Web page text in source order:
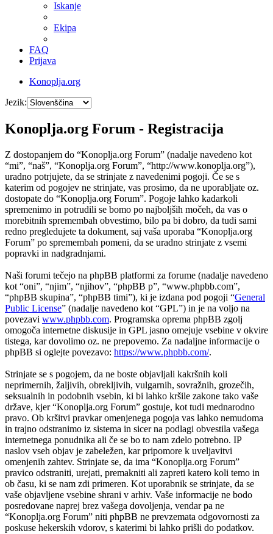
Iskanje
Ekipa
FAQ
Prijava
Konoplja.org
Jezik:
Konoplja.org Forum - Registracija
Z dostopanjem do “Konoplja.org Forum” (nadalje navedeno kot
“mi”, “naš”, “Konoplja.org Forum”, “http://www.konoplja.org”),
uradno potrjujete, da se strinjate z navedenimi pogoji. Če se s
katerim od pogojev ne strinjate, vas prosimo, da ne uporabljate oz.
dostopate do “Konoplja.org Forum”. Pogoje lahko kadarkoli
spremenimo in potrudili se bomo po najboljših močeh, da vas o
morebitnih spremembah obvestimo, bilo pa bi dobro, da tudi sami
redno pregledujete ta dokument, saj vaša uporaba “Konoplja.org
Forum” po spremembah pomeni, da se uradno strinjate z vsemi
popravki in nadgradnjami.
Naši forumi tečejo na phpBB platformi za forume (nadalje navedeno
kot “oni”, “njim”, “njihov”, “phpBB p”, “www.phpbb.com”,
“phpBB skupina”, “phpBB timi”), ki je izdana pod pogoji “General
Public License” (nadalje navedeno kot “GPL”) in je na voljo na
povezavi www.phpbb.com. Programska oprema phpBB zgolj
omogoča internetne diskusije in GPL jasno omejuje vsebine v okvire
tistega, kar dovolimo oz. ne prepovemo. Za nadaljne informacije o
phpBB si oglejte povezavo: https://www.phpbb.com/.
Strinjate se s pogojem, da ne boste objavljali kakršnih koli
neprimernih, žaljivih, obrekljivih, vulgarnih, sovražnih, grozečih,
seksualnih in podobnih vsebin, ki bi lahko kršile zakone tako vaše
države, kjer “Konoplja.org Forum” gostuje, kot tudi mednarodno
pravo. Ob kršitvi pravkar omenjenega pogoja vas lahko nemudoma
in trajno odstranimo iz sistema in sicer na podlagi obvestila vašega
internetnega ponudnika ali če se bo to nam zdelo potrebno. IP
naslov vseh objav je zabeležen, kar pripomore k uveljavitvi
omenjenih zahtev. Strinjate se, da ima “Konoplja.org Forum”
pravico odstraniti, urejati, premakniti ali zapreti katero koli temo in
ob času, ki se nam zdi primeren. Kot uporabnik se strinjate, da se
vaše objavljene vsebine shrani v arhiv. Vaše informacije ne bodo
posredovane naprej brez vašega dovoljenja, vendar pa ne
“Konoplja.org Forum” niti phpBB ne prevzemata odgovornosti za
poskuse hekerskih vdorov, s katerimi bi lahko prišli do podatkov.